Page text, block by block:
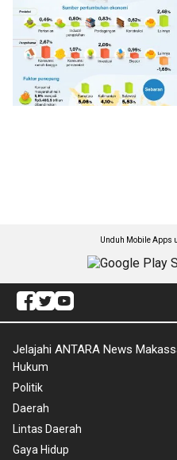
Unduh Mobile Apps
Jelajahi ANTARA News
Hukum
Politik
Daerah
Lintas Daerah
Gaya Hidup